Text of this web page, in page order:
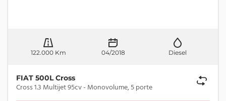
122.000 Km 04/2018 Diesel
FIAT 500L Cross
Cross 1.3 Multijet 95cv - Monovolume, 5 porte